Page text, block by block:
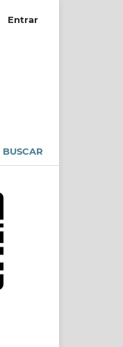
BUSCAR
Entrar